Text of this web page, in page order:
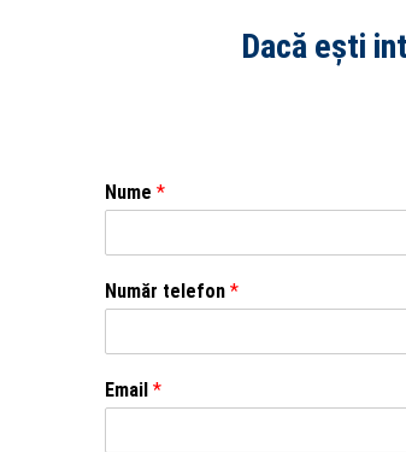
Dacă ești
Nume *
Număr telefon *
Email *